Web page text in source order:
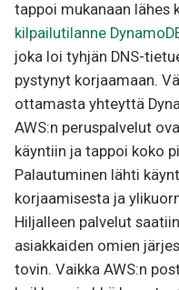
tappoi mukanaan lähes
kilpailutilanne
joka loi tyhjän DNS-
pystynyt korjaamaan.
ottamasta yhteyttä
AWS:n peruspalvelut
käyntiin ja tappoi koko
Palautuminen lähti
korjaamisesta ja
Hiljalleen palvelut
asiakkaiden omien
tovin. Vaikka AWS:n